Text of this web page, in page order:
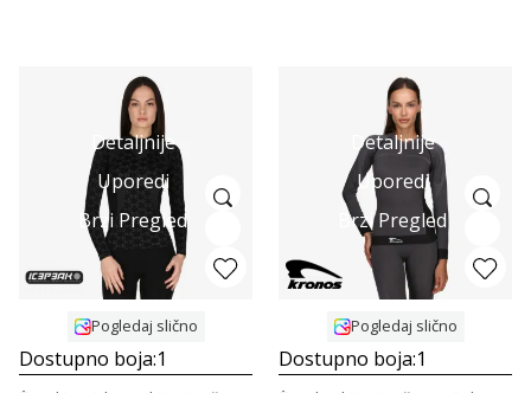
Detaljnije
Uporedi
Brzi Pregled
Pogledaj slično
Dostupno boja:1
Detaljnije
Uporedi
Brzi Pregled
Pogledaj slično
Dostupno boja:1